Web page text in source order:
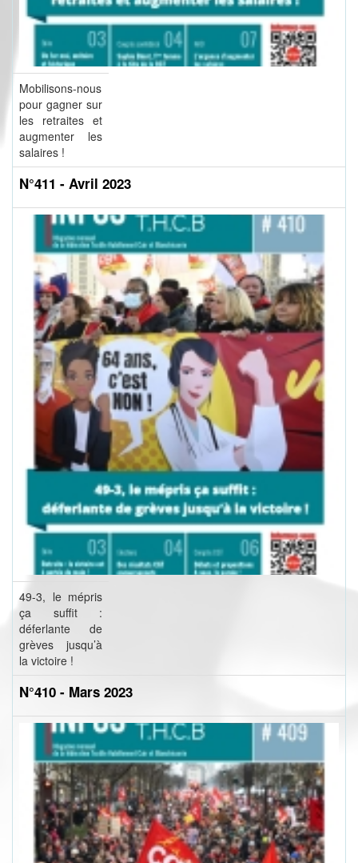
Mobilisons-nous
pour gagner sur
les retraites et
augmenter les
salaires !
N°411 - Avril 2023
49-3, le mépris
ça suffit :
déferlante de
grèves jusqu’à
la victoire !
N°410 - Mars 2023